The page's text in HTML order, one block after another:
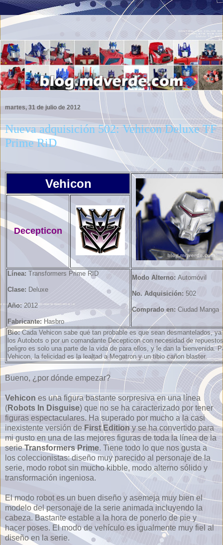
martes, 31 de julio de 2012
Nueva adquisición 502: Vehicon Deluxe TF
Prime RiD
Vehicon
Decepticon
Línea: Transformers Prime RID
Clase: Deluxe
Año: 2012
Fabricante: Hasbro
Modo Alterno: Automóvil
No. Adquisición: 502
Comprado en: Ciudad Manga
Bio:Cada Vehicon sabe qué tan probable es que sean desmantelados,
los Autobots o por un comandante Decepticon con necesidad de
peligro es solo una parte de la vida de para ellos, y le dan la bienvenida.
Vehicon, la felicidad es la lealtad a Megatron y un tibio cañon blaster.
Bueno, ¿por dónde empezar?
Vehicones una figura bastante sorpresiva en una línea
(Robots In Disguise) que no se ha caracterizado por tener
figuras espectaculares. Ha superado por mucho a la casi
inexistente versión deFirst Editiony se ha convertido para
mi gusto en una de las mejores figuras de toda la línea de la
serieTransformers Prime. Tiene todo lo que nos gusta a
los coleccionistas: diseño muy parecido al personaje de la
serie, modo robot sin mucho kibble, modo alterno sólido y
transformación ingeniosa.
El modo robot es un buen diseño y asemeja muy bien el
modelo del personaje de la serie animada incluyendo la
cabeza. Bastante estable a la hora de ponerlo de pie y
hacer poses. El modo de vehículo es igualmente muy fiel al
diseño en la serie.